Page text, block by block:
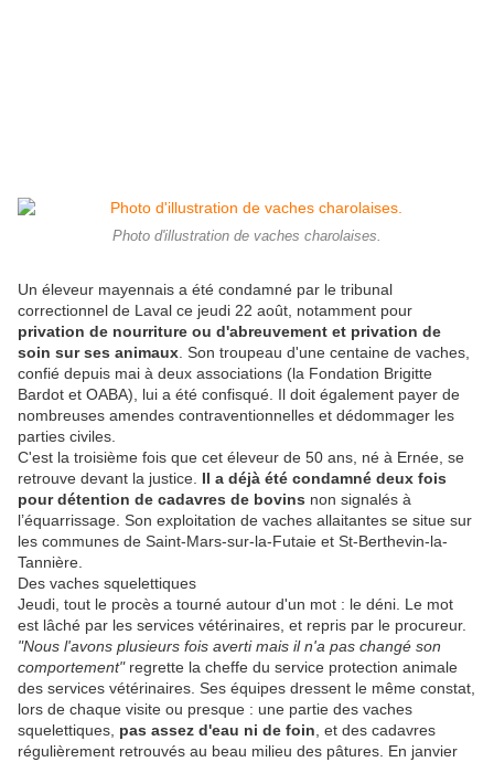
Photo d'illustration de vaches charolaises.
Un éleveur mayennais a été condamné par le tribunal
correctionnel de Laval ce jeudi 22 août, notamment pour
privation de nourriture ou d'abreuvement et privation de
soin sur ses animaux . Son troupeau d'une centaine de vaches,
confié depuis mai à deux associations (la Fondation Brigitte
Bardot et OABA), lui a été confisqué. Il doit également payer de
nombreuses amendes contraventionnelles et dédommager les
parties civiles.
C'est la troisième fois que cet éleveur de 50 ans, né à Ernée, se
retrouve devant la justice. Il a déjà été condamné deux fois
pour détention de cadavres de bovins non signalés à
l’équarrissage. Son exploitation de vaches allaitantes se situe sur
les communes de Saint-Mars-sur-la-Futaie et St-Berthevin-la-
Tannière.
Des vaches squelettiques
Jeudi, tout le procès a tourné autour d'un mot : le déni. Le mot
est lâché par les services vétérinaires, et repris par le procureur.
"Nous l'avons plusieurs fois averti mais il n'a pas changé son
comportement"regrette la cheffe du service protection animale
des services vétérinaires. Ses équipes dressent le même constat,
lors de chaque visite ou presque : une partie des vaches
squelettiques, pas assez d'eau ni de foin , et des cadavres
régulièrement retrouvés au beau milieu des pâtures. En janvier